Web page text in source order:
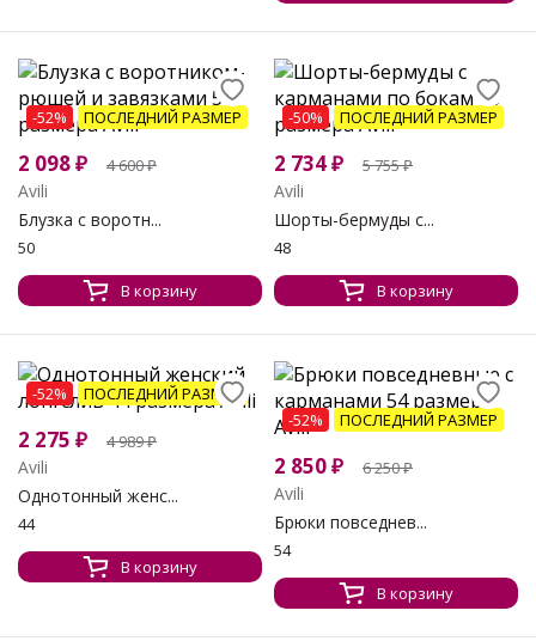
-52% ПОСЛЕДНИЙ РАЗМЕР
2 098₽ 4 600₽
Avili
Блузка с воротн...
50
В корзину
-50% ПОСЛЕДНИЙ РАЗМЕР
2 734₽ 5 755₽
Avili
Шорты-бермуды с...
48
В корзину
-52% ПОСЛЕДНИЙ РАЗМЕР
2 275 ₽ 4 989₽
Avili
Однотонный женс...
44
В корзину
-52% ПОСЛЕДНИЙ РАЗМЕР
2 850₽ 6 250₽
Avili
Брюки повседнев...
54
В корзину